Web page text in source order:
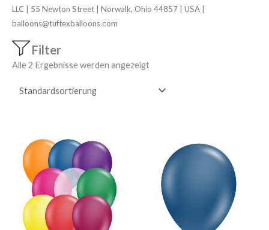
LLC | 55 Newton Street | Norwalk, Ohio 44857 | USA |
balloons@tuftexballoons.com
Filter
Alle 2 Ergebnisse werden angezeigt